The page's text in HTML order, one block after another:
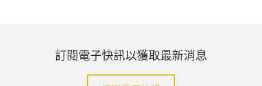
訂閱電子快訊以獲取最新消息